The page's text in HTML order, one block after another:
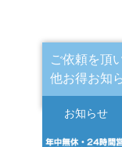
ご依頼を頂
他お得お知
お知らせ